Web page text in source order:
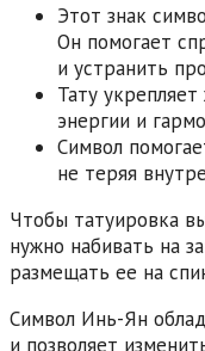
Этот знак
Он помогает
и устранить
Тату
энергии и
Символ
не теряя
Чтобы татуировка
нужно набивать на
размещать ее на
Символ Инь-Ян
и позволяет